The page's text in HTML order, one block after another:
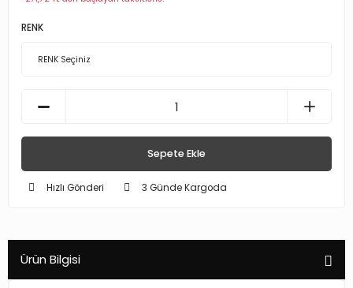
RENK
Sepete Ekle
Hızlı Gönderi 3 Günde Kargoda
Ürün Bilgisi